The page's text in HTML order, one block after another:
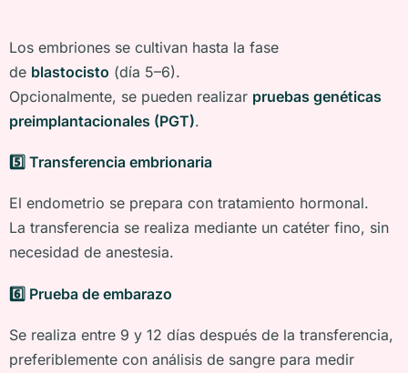
Los embriones se cultivan hasta la fase
de blastocisto (día 5–6).
Opcionalmente, se pueden realizar pruebas genéticas
preimplantacionales (PGT).
5️ ⃣ Transferencia embrionaria
El endometrio se prepara con tratamiento hormonal.
La transferencia se realiza mediante un catéter fino, sin
necesidad de anestesia.
6️ ⃣ Prueba de embarazo
Se realiza entre 9 y 12 días después de la transferencia,
preferiblemente con análisis de sangre para medir